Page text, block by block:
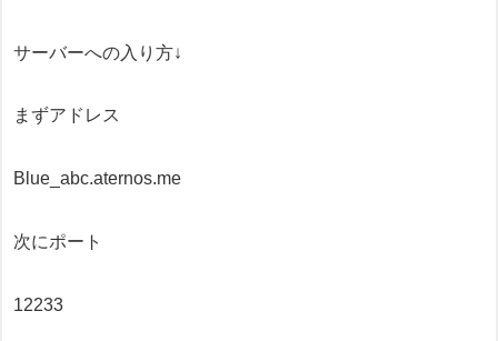
サーバーへの入り方↓
まずアドレス
Blue_abc.aternos.me
次にポート
12233